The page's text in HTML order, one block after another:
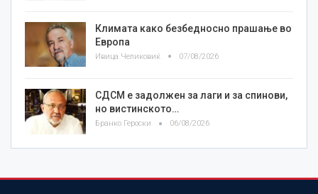
Климата како безбедносно прашање во
Европа
Ивица Челиковиќ 07/08/2026
СДСМ е задолжен за лаги и за спинови,
но вистинското…
Бранко Героски 06/08/2026